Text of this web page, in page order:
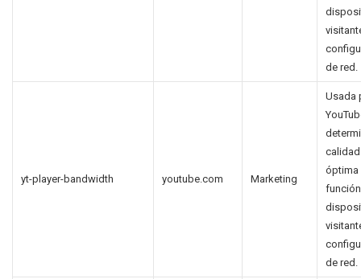
de red.
yt-player-bandwidth youtube.com Marketing
Usada
óptima
de red.